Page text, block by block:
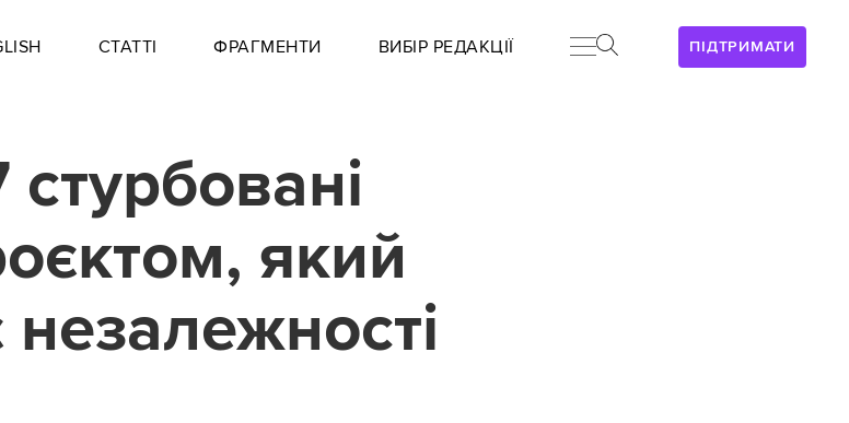
ПІДТРИМАТИ
СТАТТІ ФРАГМЕНТИ ВИБІР РЕДАКЦІЇ
який